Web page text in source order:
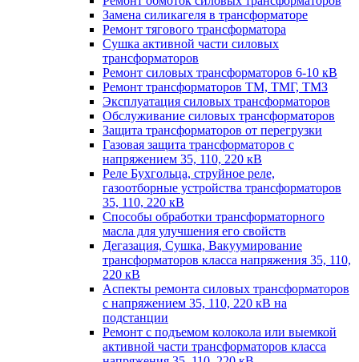
Замена силикагеля в трансформаторе
Ремонт тягового трансформатора
Сушка активной части силовых
трансформаторов
Ремонт силовых трансформаторов 6-10 кВ
Ремонт трансформаторов ТМ, ТМГ, ТМЗ
Эксплуатация силовых трансформаторов
Обслуживание силовых трансформаторов
Защита трансформаторов от перегрузки
Газовая защита трансформаторов с
напряжением 35, 110, 220 кВ
Реле Бухгольца, струйное реле,
газоотборные устройства трансформаторов
35, 110, 220 кВ
Способы обработки трансформаторного
масла для улучшения его свойств
Дегазация, Сушка, Вакуумирование
трансформаторов класса напряжения 35, 110,
220 кВ
Аспекты ремонта силовых трансформаторов
с напряжением 35, 110, 220 кВ на
подстанции
Ремонт с подъемом колокола или выемкой
активной части трансформаторов класса